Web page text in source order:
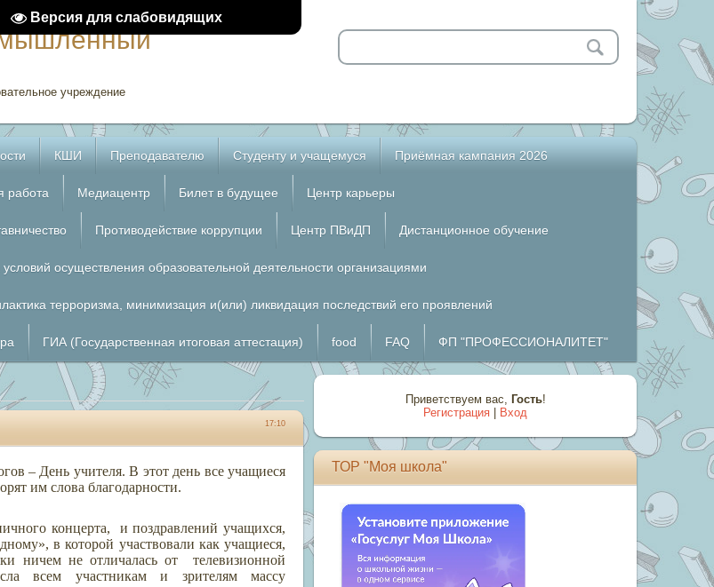
Версия для слабовидящих
учреждение
КШИ Преподавателю Студенту и учащемуся Приёмная кампания 2026
работа Медиацентр Билет в будущее Центр карьеры
Противодействие коррупции Центр ПВиДП Дистанционное обучение
осуществления образовательной деятельности организациями
терроризма, минимизация и(или) ликвидация последствий его проявлений
ГИА (Государственная итоговая аттестация) food FAQ ФП "ПРОФЕССИОНАЛИТЕТ"
17:10
– День учителя. В этот день все учащиеся
им слова благодарности.
концерта, и поздравленийучащихся,
в которой участвовали как учащиеся,
ничем не отличалась от
телевизионной
всем участникам и зрителям массу
Приветствуем вас, Гость!
Регистрация
Вход
ТОР "Моя школа"